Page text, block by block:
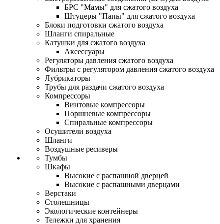
БРС "Мамы" для сжатого воздуха
Штуцеры "Папы" для сжатого воздуха
Блоки подготовки сжатого воздуха
Шланги спиральные
Катушки для сжатого воздуха
Аксессуары
Регуляторы давления сжатого воздуха
Фильтры с регулятором давления сжатого воздуха
Лубрикаторы
Трубы для раздачи сжатого воздуха
Компрессоры
Винтовые компрессоры
Поршневые компрессоры
Спиральные компрессоры
Осушители воздуха
Шланги
Воздушные ресиверы
Тумбы
Шкафы
Высокие с распашной дверцей
Высокие с распашными дверцами
Верстаки
Столешницы
Экологические контейнеры
Тележки для хранения